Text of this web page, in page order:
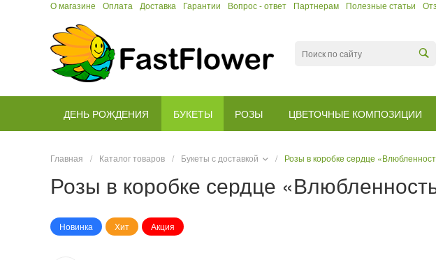
О магазине Оплата Доставка Гарантии Вопрос - ответ Партнерам Полезные статьи
ДЕНЬ РОЖДЕНИЯ БУКЕТЫ РОЗЫ ЦВЕТОЧНЫЕ КОМПОЗИЦИИ
Главная / Каталог товаров / Букеты с доставкой / Розы в коробке сердце
Розы в коробке сердце
Новинка Хит Акция